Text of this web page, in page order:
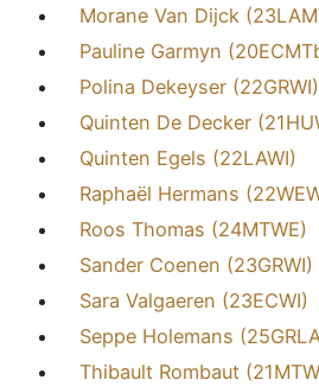
Morane Van Dijck
Pauline Garmyn
Polina Dekeyser (22GRWI)
Quinten De Decker
Quinten Egels (22LAWI)
Raphaël Hermans
Roos Thomas (24MTWE)
Sander Coenen (23GRWI)
Sara Valgaeren (23ECWI)
Seppe Holemans
Thibault Rombaut